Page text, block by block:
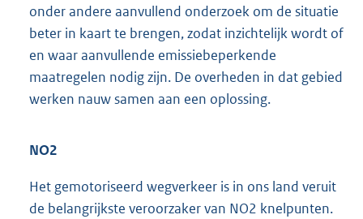
onder andere aanvullend onderzoek om de situatie
beter in kaart te brengen, zodat inzichtelijk wordt of
en waar aanvullende emissiebeperkende
maatregelen nodig zijn. De overheden in dat gebied
werken nauw samen aan een oplossing.
NO2
Het gemotoriseerd wegverkeer is in ons land veruit
de belangrijkste veroorzaker van NO2 knelpunten.